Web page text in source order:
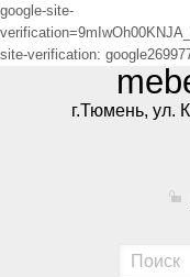
google-site-
site-verification:
г.Тюмень, ул.